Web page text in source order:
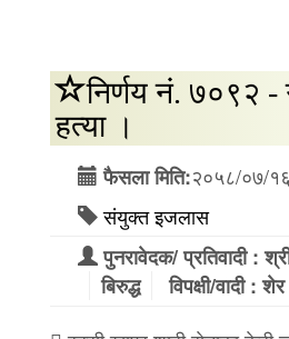
निर्णय नं. ७०९२ -
हत्या ।
फैसला मिति:२०५८/०७/१६
संयुक्त इजलास
पुनरावेदक/ प्रतिवादी :
बिरुद्ध
विपक्षी/वादी :